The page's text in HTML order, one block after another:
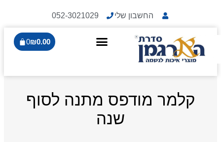
החשבון שלי 052-3021029
₪0.00
0
קלמר מודפס מתנה לסוף
שנה